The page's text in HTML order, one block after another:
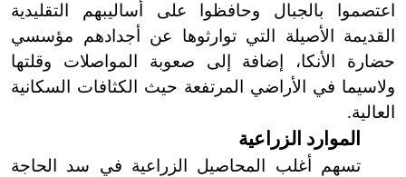
اعتصموا بالجبال وحافظوا على أساليبهم التقليدية
القديمة الأصيلة التي توارثوها عن أجدادهم مؤسسي
حضارة الأنكا، إضافة إلى صعوبة المواصلات وقلتها
ولاسيما في الأراضي المرتفعة حيث الكثافات السكانية
العالية.
الموارد الزراعية
تسهم أغلب المحاصيل الزراعية في سد الحاجة